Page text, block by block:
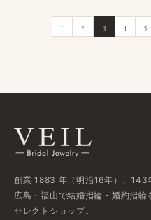
1 2 3 4 5
創業 1883 年（明治16年）、143
広島・福山で結婚指輪・婚約指
セレクトショップ。